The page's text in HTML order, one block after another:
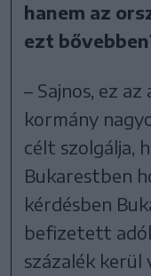
hanem az
ezt
– Sajnos, ez
kormány
célt szolgálja,
Bukarestben
kérdésben
befizetett
százalék kerül